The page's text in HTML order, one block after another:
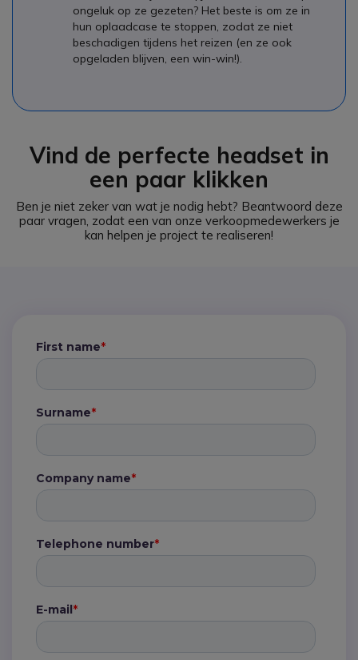
ongeluk op ze gezeten? Het beste is om ze in
hun oplaadcase te stoppen, zodat ze niet
beschadigen tijdens het reizen (en ze ook
opgeladen blijven, een win-win!).
Vind de perfecte headset in
een paar klikken
Ben je niet zeker van wat je nodig hebt? Beantwoord deze
paar vragen, zodat een van onze verkoopmedewerkers je
kan helpen je project te realiseren!